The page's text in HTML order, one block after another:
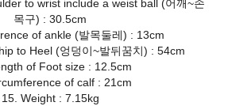
to wrist include a weist ball (어깨~손
목구) : 30.5cm
of ankle (발목둘레) : 13cm
to Heel (엉덩이~발뒤꿈치) : 54cm
of Foot size : 12.5cm
of calf : 21cm
15. Weight : 7.15kg